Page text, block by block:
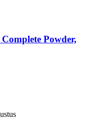
Powder,